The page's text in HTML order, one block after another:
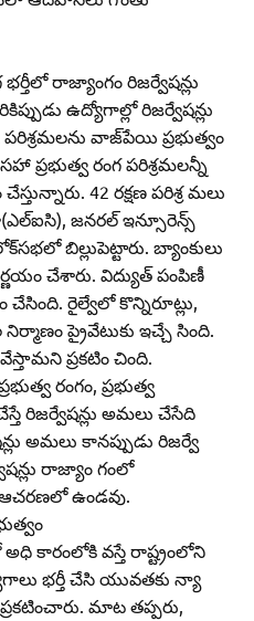
రాజ్యాంగం రిజర్వేషన్లు
ఉద్యోగాల్లో రిజర్వేషన్లు
పరిశ్రమలను వాజ్‌పేయి ప్రభుత్వం
ప్రభుత్వ రంగ పరిశ్రమలన్నీ
42 రక్షణ పరిశ్ర మలు
జనరల్‌ ఇన్సూరెన్స్‌
బిల్లుపెట్టారు. బ్యాంకులు
చేశారు. విద్యుత్‌ పంపిణీ
చేసింది. రైల్వేలో కొన్నిరూట్లు,
నిర్మాణం ప్రైవేటుకు ఇచ్చే సింది.
ప్రకటిం చింది.
రంగం, ప్రభుత్వ
రిజర్వేషన్లు అమలు చేసేది
అమలు కానప్పుడు రిజర్వే
రాజ్యాం గంలో
ఉండవు.
కారంలోకి వస్తే రాష్ట్రంలోని
భర్తీ చేసి యువతకు న్యా
మాట తప్పరు,